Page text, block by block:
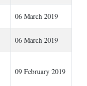
06 March 2019
06 March 2019
09 February 2019